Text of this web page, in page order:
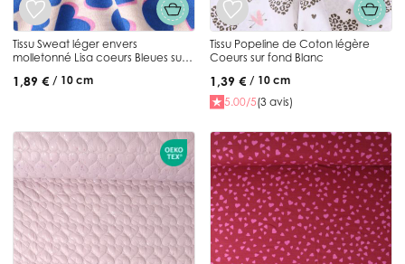
Tissu Sweat léger envers
molletonné Lisa coeurs Bleues sur
1,89 € / 10 cm
Tissu Popeline de Coton légère
Coeurs sur fond Blanc
1,39 € / 10 cm
5.00/5(3 avis)